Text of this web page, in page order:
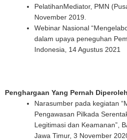
PelatihanMediator, PMN
November 2019.
Webinar Nasional
dalam upaya peneguhan
Indonesia, 14 Agustus 2021
Penghargaan Yang Pernah
Narasumber pada kegiatan
Pengawasan Pilkada
Legitimasi dan Keamanan”,
Jawa Timur, 3 November